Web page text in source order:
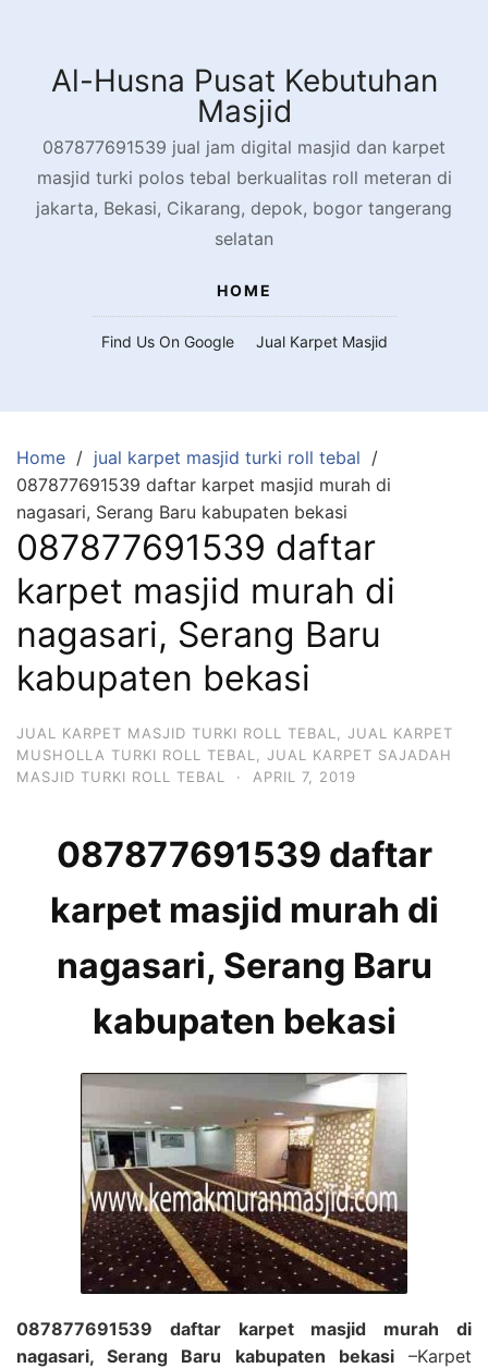
contentAl-Husna Pusat Kebutuhan
Masjid
087877691539 jual jam digital masjid dan karpet
masjid turki polos tebal berkualitas roll meteran di
jakarta, Bekasi, Cikarang, depok, bogor tangerang
selatan
HOME
Find Us On Google Jual Karpet Masjid
Home
jual karpet masjid turki roll tebal
087877691539 daftar karpet masjid murah di
nagasari, Serang Baru kabupaten bekasi
087877691539 daftar
karpet masjid murah di
nagasari, Serang Baru
kabupaten bekasi
JUAL KARPET MASJID TURKI ROLL TEBAL
JUAL KARPET
MUSHOLLA TURKI ROLL TEBAL
JUAL KARPET SAJADAH
MASJID TURKI ROLL TEBAL
· APRIL 7, 2019
087877691539 daftar
karpet masjid murah di
nagasari, Serang Baru
kabupaten bekasi
087877691539 daftar karpet masjid murah di
nagasari, Serang Baru kabupaten bekasi–Karpet